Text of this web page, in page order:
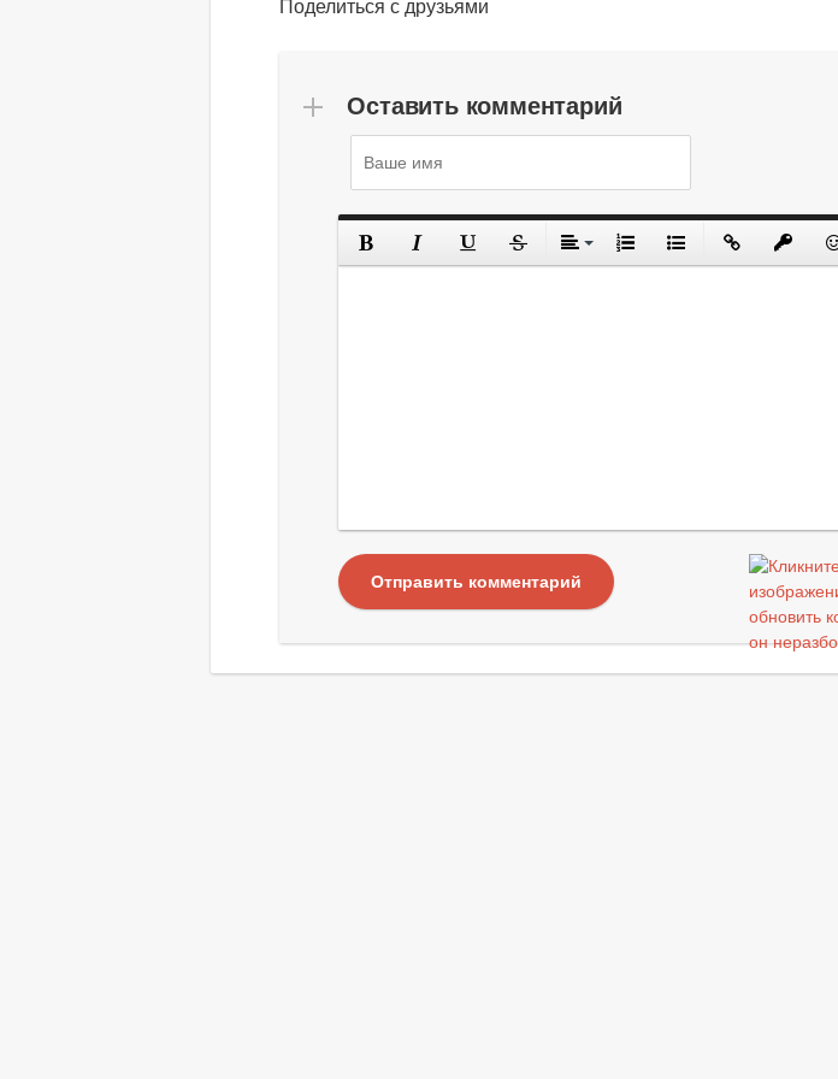
Поделиться с друзьями
Оставить комментарий
Отправить комментарий